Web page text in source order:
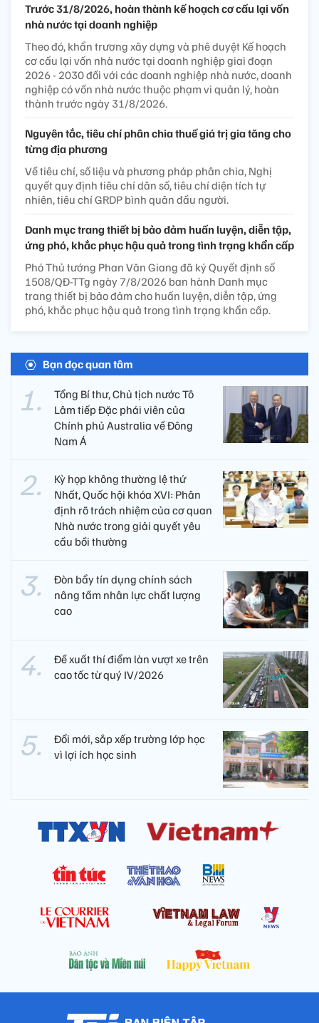
Trước 31/8/2026, hoàn thành kế hoạch cơ cấu lại vốn
nhà nước tại doanh nghiệp
Theo đó, khẩn trương xây dựng và phê duyệt Kế hoạch
cơ cấu lại vốn nhà nước tại doanh nghiệp giai đoạn
2026 - 2030 đối với các doanh nghiệp nhà nước, doanh
nghiệp có vốn nhà nước thuộc phạm vi quản lý, hoàn
thành trước ngày 31/8/2026.
Nguyên tắc, tiêu chí phân chia thuế giá trị gia tăng cho
từng địa phương
Về tiêu chí, số liệu và phương pháp phân chia, Nghị
quyết quy định tiêu chí dân số, tiêu chí diện tích tự
nhiên, tiêu chí GRDP bình quân đầu người.
Danh mục trang thiết bị bảo đảm huấn luyện, diễn tập,
ứng phó, khắc phục hậu quả trong tình trạng khẩn cấp
Phó Thủ tướng Phan Văn Giang đã ký Quyết định số
1508/QĐ-TTg ngày 7/8/2026 ban hành Danh mục
trang thiết bị bảo đảm cho huấn luyện, diễn tập, ứng
phó, khắc phục hậu quả trong tình trạng khẩn cấp.
Bạn đọc quan tâm
Tổng Bí thư, Chủ tịch nước Tô
Lâm tiếp Đặc phái viên của
Chính phủ Australia về Đông
Nam Á
Kỳ họp không thường lệ thứ
Nhất, Quốc hội khóa XVI: Phân
định rõ trách nhiệm của cơ quan
Nhà nước trong giải quyết yêu
cầu bồi thường
Đòn bẩy tín dụng chính sách
nâng tầm nhân lực chất lượng
cao
Đề xuất thí điểm làn vượt xe trên
cao tốc từ quý IV/2026
Đổi mới, sắp xếp trường lớp học
vì lợi ích học sinh